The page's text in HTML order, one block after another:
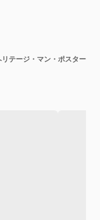
テージ・マン・ポスター